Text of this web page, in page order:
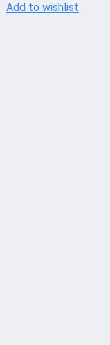
Add to wishlist